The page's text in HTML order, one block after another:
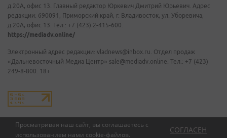
Просматривая наш сайт, вы соглашаетесь с
использованием нами cookie-файлов.
СОГЛАСЕН
д.20А, офис 13. Главный редактор Юркевич Дмитрий Юрьевич. Адрес
редакции: 690091, Приморский край, г. Владивосток, ул. Уборевича,
д.20А, офис 13. Тел.: +7 (423) 2-415-600.
https://mediadv.online/
Электронный адрес редакции: vladnews@inbox.ru. Отдел продаж
«Дальневосточный Медиа Центр» sale@mediadv.online. Тел.: +7 (423)
249-8-800. 18+